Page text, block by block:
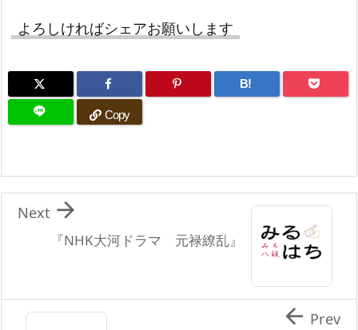
よろしければシェアお願いします
B!
Copy
『NHK大河ドラマ 元禄繚乱』

Next
 Prev